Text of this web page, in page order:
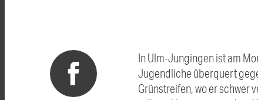
In Ulm-Jungingen ist am
Jugendliche überquert
Grünstreifen, wo er schwer